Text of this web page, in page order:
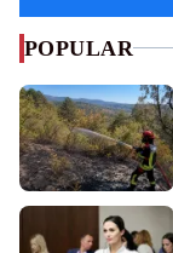
POPULAR